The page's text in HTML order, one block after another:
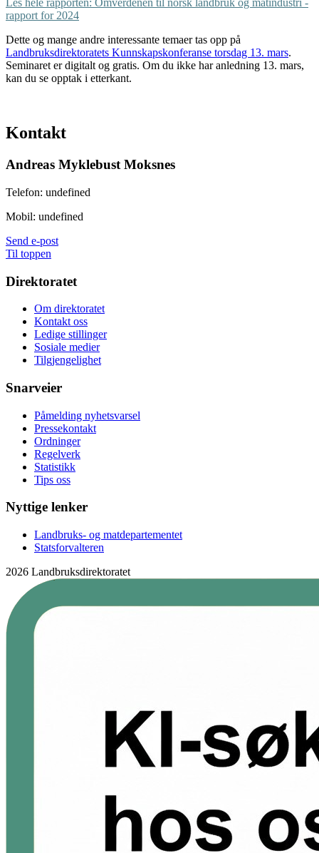
Les hele rapporten: Omverdenen til norsk landbruk og matindustri -
rapport for 2024
Dette og mange andre interessante temaer tas opp på
Landbruksdirektoratets Kunnskapskonferanse torsdag 13. mars.
Seminaret er digitalt og gratis. Om du ikke har anledning 13. mars,
kan du se opptak i etterkant.
Kontakt
Andreas Myklebust Moksnes
Telefon: undefined
Mobil: undefined
Send e-post
Til toppen
Direktoratet
Om direktoratet
Kontakt oss
Ledige stillinger
Sosiale medier
Tilgjengelighet
Snarveier
Påmelding nyhetsvarsel
Pressekontakt
Ordninger
Regelverk
Statistikk
Tips oss
Nyttige lenker
Landbruks- og matdepartementet
Statsforvalteren
2026 Landbruksdirektoratet